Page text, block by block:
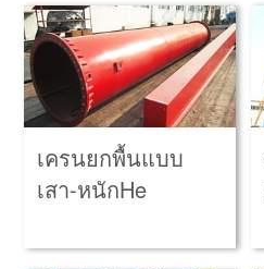
เครนยกพื้นแบบ
เสา-หนักHe